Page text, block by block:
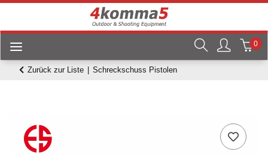
0
Zurück zur Liste Schreckschuss Pistolen